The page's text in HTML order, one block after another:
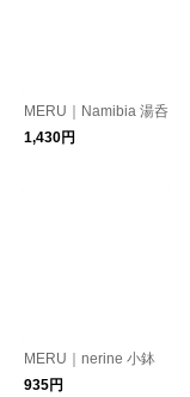
MERU｜Namibia 湯呑
1,430円
MERU｜nerine 小鉢
935円